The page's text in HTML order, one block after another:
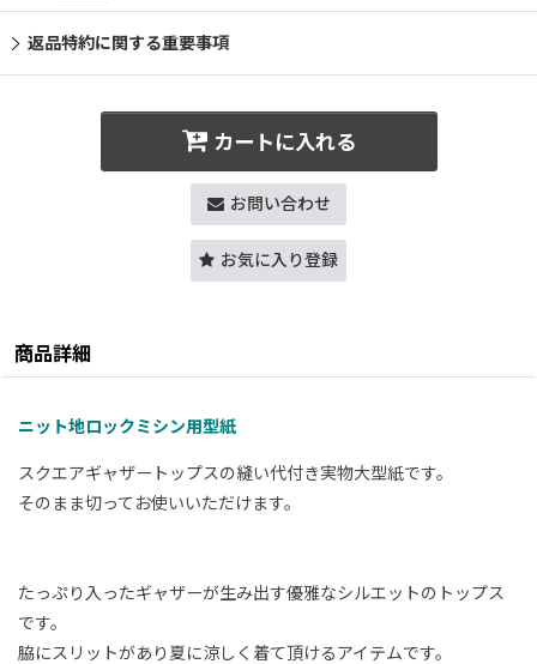
返品特約に関する重要事項
カートに入れる
お問い合わせ
お気に入り登録
商品詳細
ニット地ロックミシン用型紙
スクエアギャザートップスの縫い代付き実物大型紙です。
そのまま切ってお使いいただけます。
たっぷり入ったギャザーが生み出す優雅なシルエットの トップス
です。
脇にスリットがあり夏に涼しく着て頂けるアイテムです。